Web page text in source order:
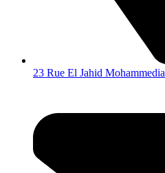
23 Rue El Jahid Mohammedia